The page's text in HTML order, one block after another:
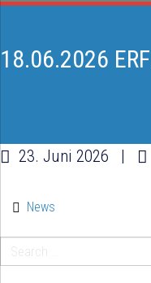
18.06.2026
23. Juni 2026 |
News
Search
for: